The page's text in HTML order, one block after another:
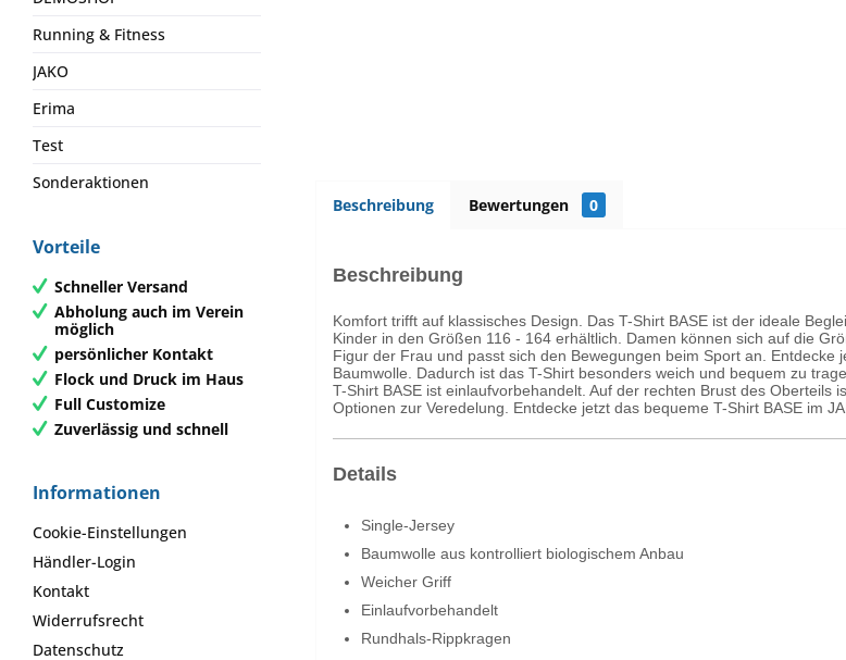
Running & Fitness
JAKO
Erima
Test
Sonderaktionen
Vorteile
Schneller Versand
Abholung auch im Verein
möglich
persönlicher Kontakt
Flock und Druck im Haus
Full Customize
Zuverlässig und schnell
Informationen
Cookie-Einstellungen
Händler-Login
Kontakt
Widerrufsrecht
Datenschutz
Beschreibung Bewertungen 0
Beschreibung
Komfort trifft auf klassisches Design. Das T-Shirt BASE ist der ideale
Kinder in den Größen 116 - 164 erhältlich. Damen können sich auf die
Figur der Frau und passt sich den Bewegungen beim Sport an.
Baumwolle. Dadurch ist das T-Shirt besonders weich und bequem zu
T-Shirt BASE ist einlaufvorbehandelt. Auf der rechten Brust des
Optionen zur Veredelung. Entdecke jetzt das bequeme T-Shirt BASE im
Details
Single-Jersey
Baumwolle aus kontrolliert biologischem Anbau
Weicher Griff
Einlaufvorbehandelt
Rundhals-Rippkragen